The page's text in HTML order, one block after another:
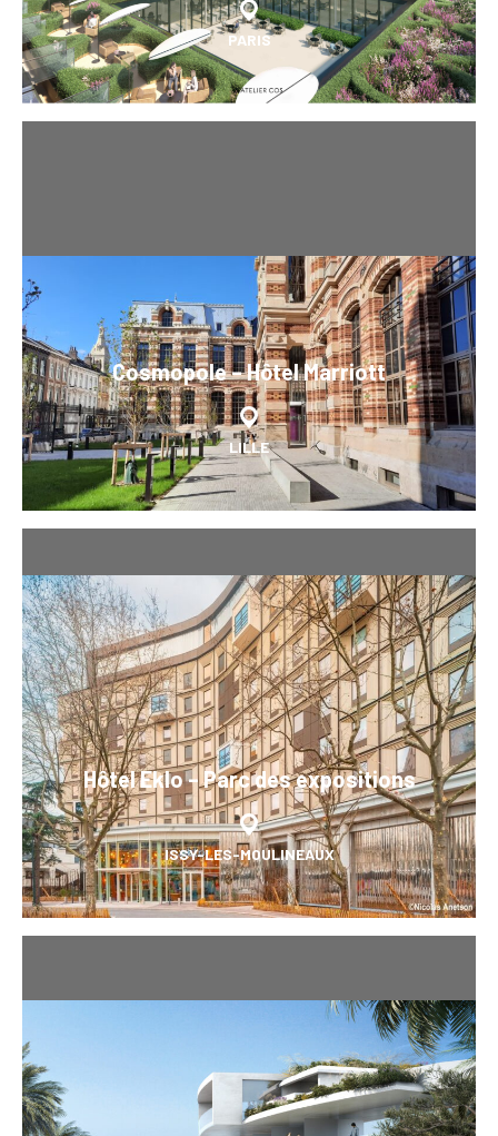
PARIS
Cosmopole – Hôtel Marriott
LILLE
Hôtel Eklo – Parc des expositions
ISSY-LES-MOULINEAUX